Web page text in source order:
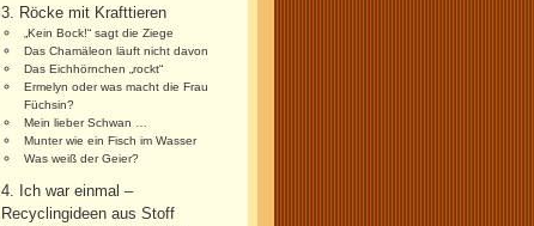
3. Röcke mit Krafttieren
„Kein Bock!“ sagt die Ziege
Das Chamäleon läuft nicht davon
Das Eichhörnchen „rockt“
Ermelyn oder was macht die Frau
Füchsin?
Mein lieber Schwan …
Munter wie ein Fisch im Wasser
Was weiß der Geier?
4. Ich war einmal –
Recyclingideen aus Stoff